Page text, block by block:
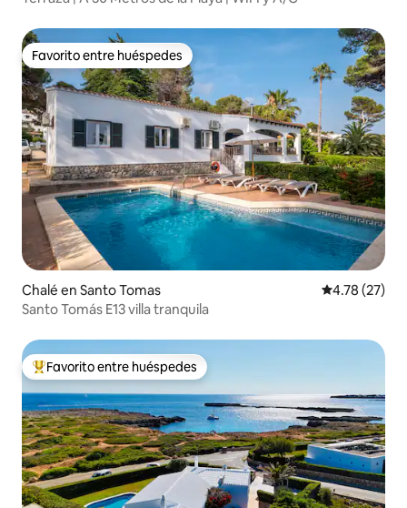
Favorito entre huéspedes
Favorito entre huéspedes
Chalé en Santo Tomas Calificación
4.78 (27)
Santo Tomás E13 villa tranquila
Favorito entre huéspedes preferido
Favorito entre huéspedes